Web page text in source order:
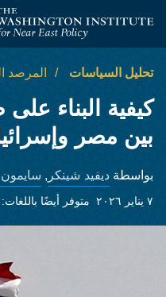
معهد واشنطن لسياسات
تحليل السياسات المرصد
كيفية البناء
بين مصر
بواسطة ديفيد شينكر,
٧ يناير ٢٠٢٦ متوفر أيضًا باللغات: